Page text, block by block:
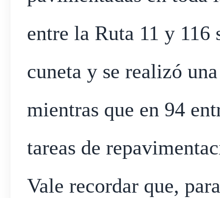
entre la Ruta 11 y 116
cuneta y se realizó
mientras que en 94
tareas de
Vale recordar que,